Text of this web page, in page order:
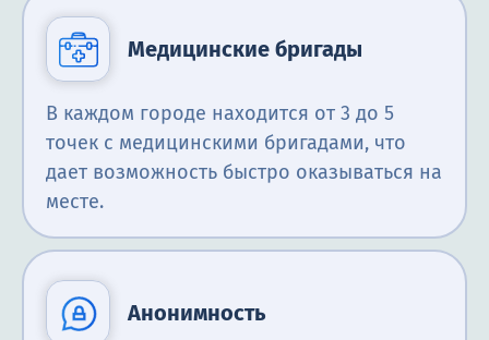
Медицинские бригады
В каждом городе находится от 3 до 5
точек с медицинскими бригадами, что
дает возможность быстро оказываться на
месте.
Анонимность